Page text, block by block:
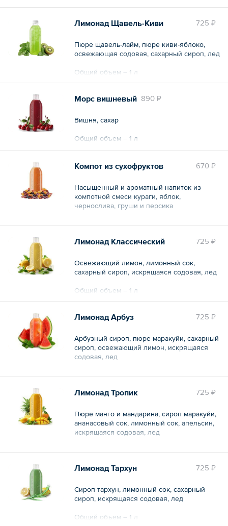
725 ₽
Лимонад Щавель-Киви
Пюре щавель-лайм, пюре киви-яблоко,
освежающая содовая, сахарный сироп, лед
Общий объем – 1 л
890 ₽
Морс вишневый
Вишня, сахар
Общий объем – 1 л
670 ₽
Компот из сухофруктов
Насыщенный и ароматный напиток из
компотной смеси кураги, яблок,
чернослива, груши и персика
Общий объем – 1 л
725 ₽
Лимонад Классический
Освежающий лимон, лимонный сок,
сахарный сироп, искрящаяся содовая, лед
Общий объем – 1 л
725 ₽
Лимонад Арбуз
Арбузный сироп, пюре маракуйи, сахарный
сироп, освежающий лимон, искрящаяся
содовая, лед
Общий объем – 1 л
725 ₽
Лимонад Тропик
Пюре манго и мандарина, сироп маракуйи,
ананасовый сок, лимонный сок, апельсин,
искрящаяся содовая, лед
Общий объем – 1 л
725 ₽
Лимонад Тархун
Сироп тархун, лимонный сок, сахарный
сироп, искрящаяся содовая, лед
Общий объем – 1 л